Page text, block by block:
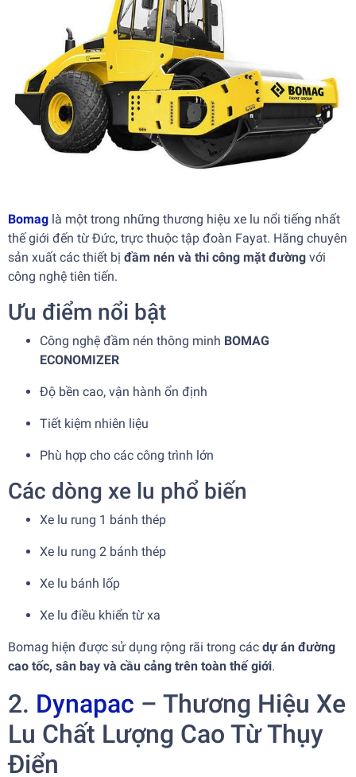
Bomag là một trong những thương hiệu xe lu nổi tiếng nhất
thế giới đến từ Đức, trực thuộc tập đoàn Fayat. Hãng chuyên
sản xuất các thiết bị đầm nén và thi công mặt đường với
công nghệ tiên tiến.
Ưu điểm nổi bật
Công nghệ đầm nén thông minh BOMAG
ECONOMIZER
Độ bền cao, vận hành ổn định
Tiết kiệm nhiên liệu
Phù hợp cho các công trình lớn
Các dòng xe lu phổ biến
Xe lu rung 1 bánh thép
Xe lu rung 2 bánh thép
Xe lu bánh lốp
Xe lu điều khiển từ xa
Bomag hiện được sử dụng rộng rãi trong các dự án đường
cao tốc, sân bay và cầu cảng trên toàn thế giới.
2. Dynapac – Thương Hiệu Xe
Lu Chất Lượng Cao Từ Thụy
Điển